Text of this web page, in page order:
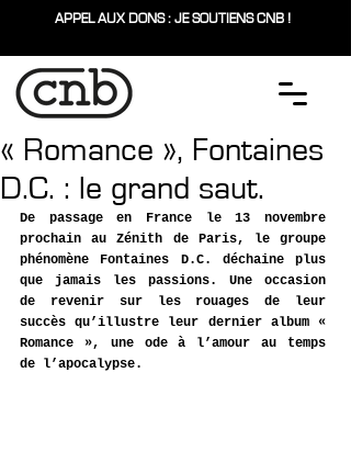
APPEL AUX DONS : JE SOUTIENS CNB !
« Romance », Fontaines
D.C. : le grand saut.
De passage en France le 13 novembre
prochain au Zénith de Paris, le groupe
phénomène Fontaines D.C. déchaine plus
que jamais les passions. Une occasion
de revenir sur les rouages de leur
succès qu’illustre leur dernier album «
Romance », une ode à l’amour au temps
de l’apocalypse.